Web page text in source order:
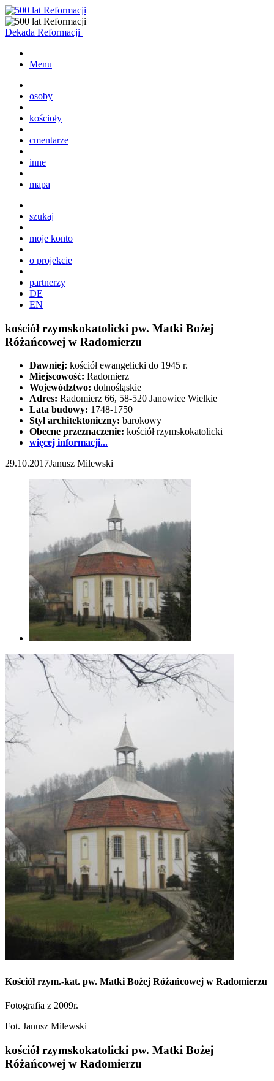
Dekada Reformacji
Menu
osoby
kościoły
cmentarze
inne
mapa
szukaj
moje konto
o projekcie
partnerzy
DE
EN
kościół rzymskokatolicki pw. Matki Bożej
Różańcowej w Radomierzu
Dawniej: kościół ewangelicki do 1945 r.
Miejscowość: Radomierz
Województwo: dolnośląskie
Adres: Radomierz 66, 58-520 Janowice Wielkie
Lata budowy: 1748-1750
Styl architektoniczny: barokowy
Obecne przeznaczenie: kościół rzymskokatolicki
więcej informacji...
29.10.2017Janusz Milewski
Kościół rzym.-kat. pw. Matki Bożej Różańcowej w Radomierzu
Fotografia z 2009r.
Fot. Janusz Milewski
kościół rzymskokatolicki pw. Matki Bożej
Różańcowej w Radomierzu